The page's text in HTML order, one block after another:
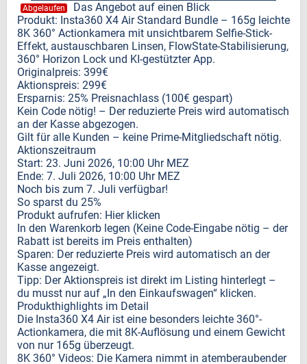
Abgelaufen
Das Angebot auf einen Blick
Produkt: Insta360 X4 Air Standard Bundle – 165g leichte
8K 360° Actionkamera mit unsichtbarem Selfie-Stick-
Effekt, austauschbaren Linsen, FlowState-Stabilisierung,
360° Horizon Lock und KI-gestützter App.
Originalpreis: 399€
Aktionspreis: 299€
Ersparnis: 25% Preisnachlass (100€ gespart)
Kein Code nötig! – Der reduzierte Preis wird automatisch
an der Kasse abgezogen.
Gilt für alle Kunden – keine Prime-Mitgliedschaft nötig.
Aktionszeitraum
Start: 23. Juni 2026, 10:00 Uhr MEZ
Ende: 7. Juli 2026, 10:00 Uhr MEZ
Noch bis zum 7. Juli verfügbar!
So sparst du 25%
Produkt aufrufen: Hier klicken
In den Warenkorb legen (Keine Code-Eingabe nötig – der
Rabatt ist bereits im Preis enthalten)
Sparen: Der reduzierte Preis wird automatisch an der
Kasse angezeigt.
Tipp: Der Aktionspreis ist direkt im Listing hinterlegt –
du musst nur auf „In den Einkaufswagen“ klicken.
Produkthighlights im Detail
Die Insta360 X4 Air ist eine besonders leichte 360°-
Actionkamera, die mit 8K-Auflösung und einem Gewicht
von nur 165g überzeugt.
8K 360° Videos: Die Kamera nimmt in atemberaubender